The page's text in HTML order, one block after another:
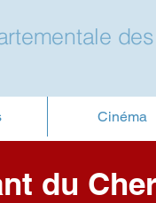
Cinéma
du Cher